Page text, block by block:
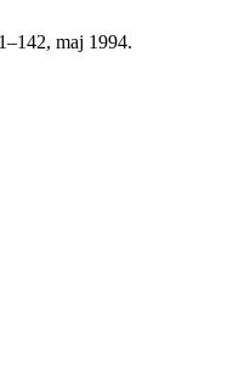
maj 1994.